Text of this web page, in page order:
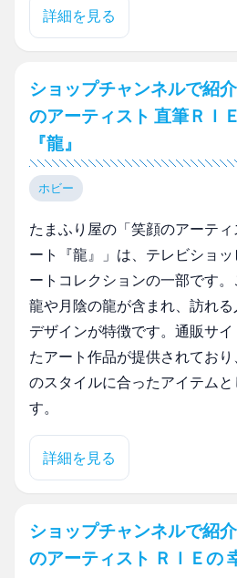
詳細を見る
ショップチャンネルで紹
のアーティスト 直筆ＲＩ
『龍』
ホビー
たまふり屋の「笑顔のアーテ
ート『龍』」は、テレビショ
ートコレクションの一部です
龍や月陰の龍が含まれ、訪れ
デザインが特徴です。通販サ
たアート作品が提供されてお
のスタイルに合ったアイテム
す。
詳細を見る
ショップチャンネルで紹
のアーティスト ＲＩＥの